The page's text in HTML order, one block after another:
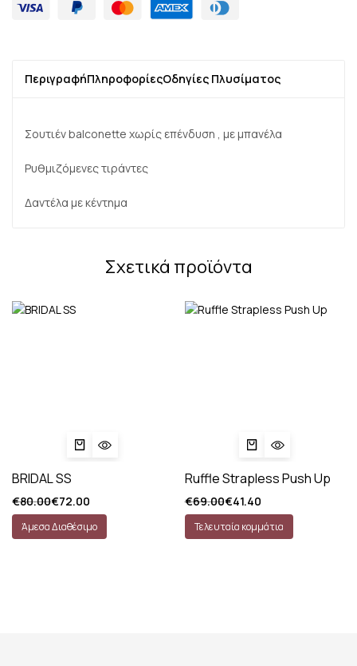
ΠεριγραφήΠληροφορίεςΟδηγίες Πλυσίματος
Σουτιέν balconette χωρίς επένδυση , με μπανέλα
Ρυθμιζόμενες τιράντες
Δαντέλα με κέντημα
Σχετικά προϊόντα
BRIDAL SS
€80.00€72.00
Άμεσα Διαθέσιμο
Ruffle Strapless Push Up
€69.00€41.40
Τελευταία κομμάτια